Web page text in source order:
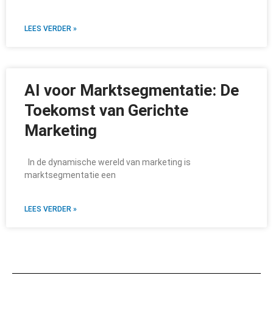
LEES VERDER »
AI voor Marktsegmentatie: De
Toekomst van Gerichte
Marketing
In de dynamische wereld van marketing is
marktsegmentatie een
LEES VERDER »